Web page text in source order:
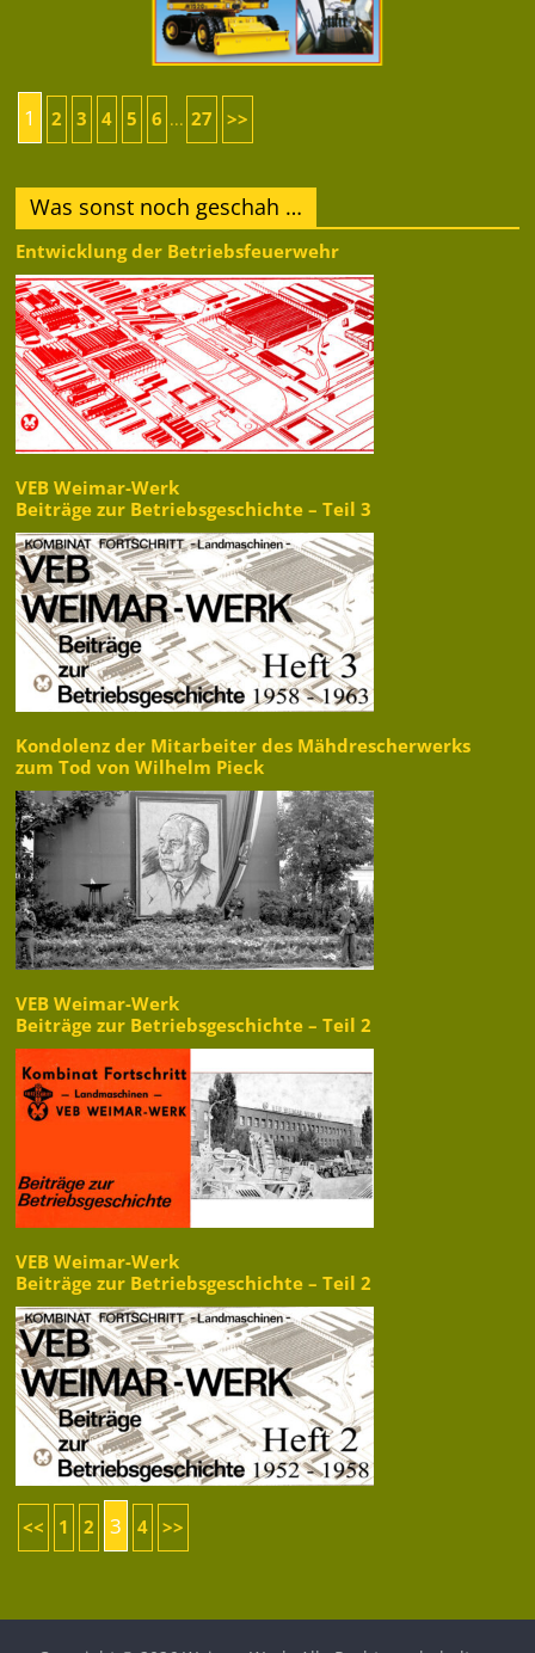
1 2 3 4 5 6 ... 27 >>
Was sonst noch geschah …
Entwicklung der Betriebsfeuerwehr
VEB Weimar-Werk
Beiträge zur Betriebsgeschichte – Teil 3
Kondolenz der Mitarbeiter des Mähdrescherwerks
zum Tod von Wilhelm Pieck
VEB Weimar-Werk
Beiträge zur Betriebsgeschichte – Teil 2
VEB Weimar-Werk
Beiträge zur Betriebsgeschichte – Teil 2
<< 1 2 3 4 >>